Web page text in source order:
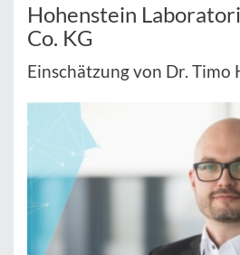
Hohenstein
Co. KG
Einschätzung von Dr. Timo